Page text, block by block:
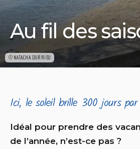
©NATACHA DURRIEU
Au fil des
Ici, le soleil brille 300 jours
Idéal pour prendre des
de l’année, n’est-ce pas ?